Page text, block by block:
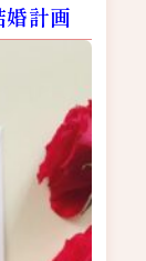
婚計画